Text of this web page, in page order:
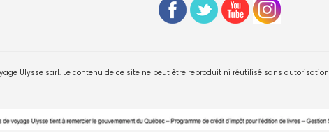
Ulysse sarl. Le contenu de ce site ne peut être reproduit ni réutilisé sans autorisation